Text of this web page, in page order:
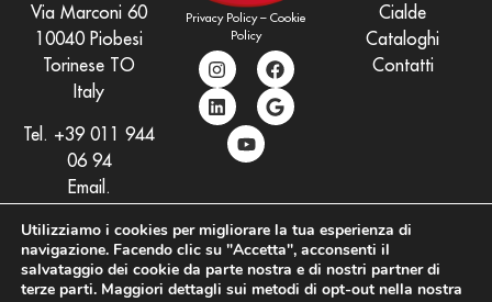
Via Marconi 60
10040 Piobesi
Torinese TO
Italy
Tel. +39 011 944
06 94
Email.
Privacy Policy– Cookie
Policy
Cialde
Cataloghi
Contatti
Utilizziamo i cookies per migliorare la tua esperienza di
navigazione. Facendo clic su "Accetta", acconsenti il
salvataggio dei cookie da parte nostra e di nostri partner di
terze parti. Maggiori dettagli sui metodi di opt-out nella nostra